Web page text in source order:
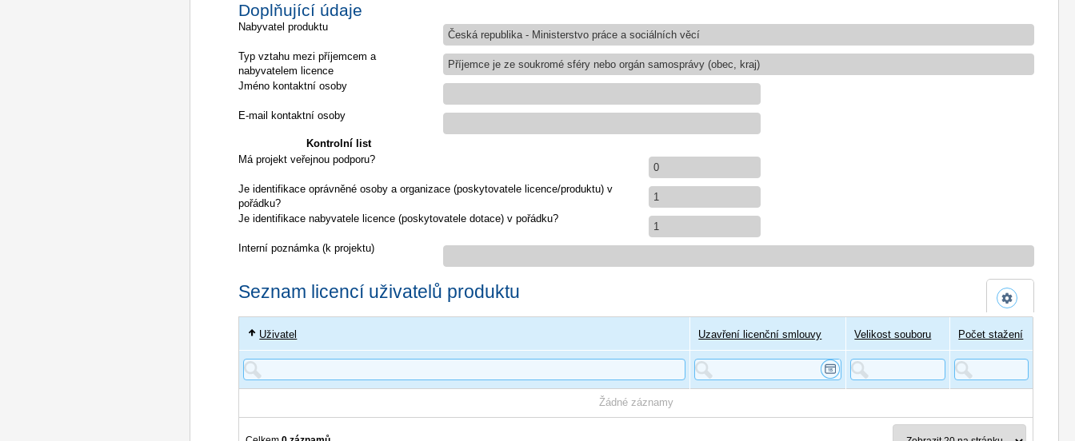
Doplňující údaje
Nabyvatel produktu
Česká republika - Ministerstvo práce a sociálních věcí
Typ vztahu mezi příjemcem a
nabyvatelem licence
Příjemce je ze soukromé sféry nebo orgán samosprávy (obec, kraj)
Jméno kontaktní osoby
E-mail kontaktní osoby
Kontrolní list
Má projekt veřejnou podporu?
0
Je identifikace oprávněné osoby a organizace (poskytovatele licence/produktu) v
pořádku?
1
Je identifikace nabyvatele licence (poskytovatele dotace) v pořádku?
1
Interní poznámka (k projektu)
Seznam licencí uživatelů produktu
Uživatel Uzavření licenční smlouvy Velikost souboru Počet stažení
Žádné záznamy